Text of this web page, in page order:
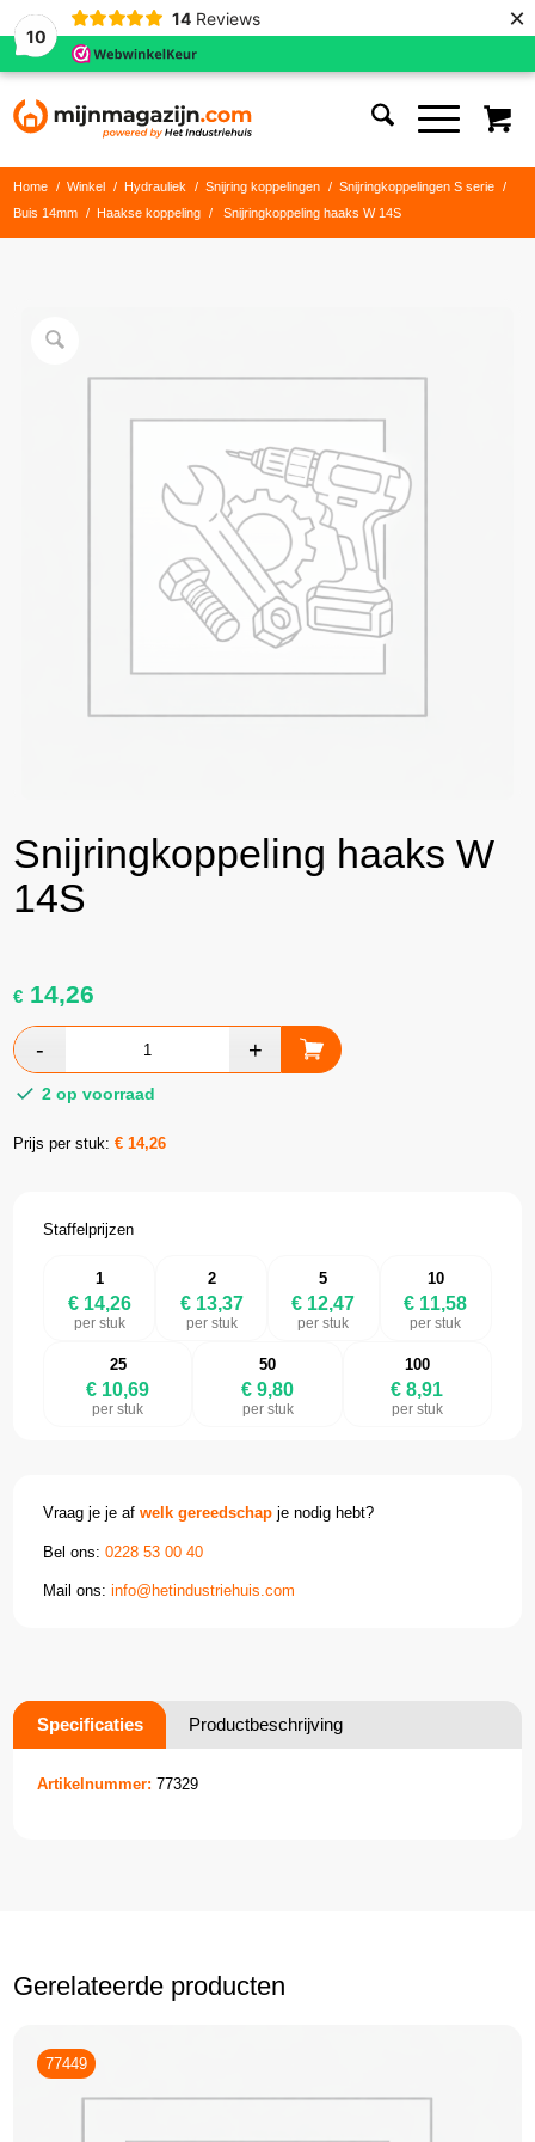
10
14 Reviews ×
Home / Winkel / Hydrauliek / Snijring koppelingen / Snijringkoppelingen S serie
/
Buis 14mm
/ Haakse koppeling / Snijringkoppeling haaks W 14S
Snijringkoppeling haaks W
14S
€ 14,26
2 op voorraad
Prijs per stuk:€14,26
Staffelprijzen
1
€ 14,26
per stuk
2
€ 13,37
per stuk
5
€ 12,47
per stuk
10
€ 11,58
per stuk
25
€ 10,69
per stuk
50
€ 9,80
per stuk
100
€ 8,91
per stuk
Vraag je je afwelk gereedschap je nodig hebt?
Bel ons:0228 53 00 40
Mail ons:info@hetindustriehuis.com
Specificaties Productbeschrijving
Artikelnummer: 77329
Gerelateerde producten
77449